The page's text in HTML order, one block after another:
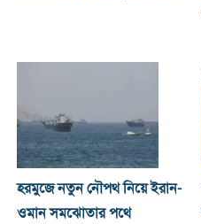
হরমুজে নতুন নৌপথ নিয়ে ইরান-
ওমান সমঝোতার পথে